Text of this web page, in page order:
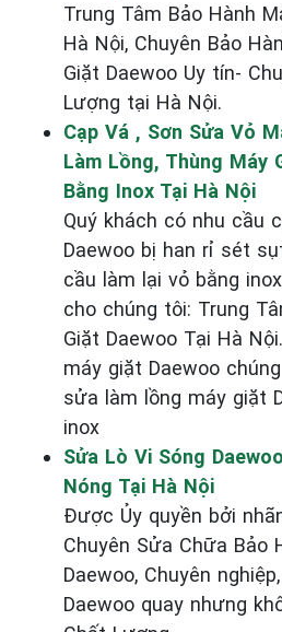
Trung Tâm Bảo Hành
Hà Nội, Chuyên Bảo
Giặt Daewoo Uy tín-
Lượng tại Hà Nội.
Cạp Vá , Sơn Sửa Vỏ
Làm Lồng, Thùng Máy
Bằng Inox Tại Hà Nội
Quý khách có nhu cầu
Daewoo bị han rỉ sét
cầu làm lại vỏ bằng
cho chúng tôi: Trung
Giặt Daewoo Tại Hà
máy giặt Daewoo
sửa làm lồng máy giặt
inox
Sửa Lò Vi Sóng
Nóng Tại Hà Nội
Được Ủy quyền bởi
Chuyên Sửa Chữa Bảo
Daewoo, Chuyên
Daewoo quay nhưng